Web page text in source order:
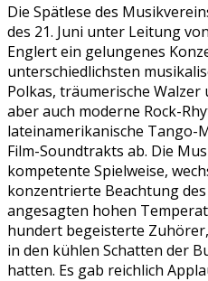
Die Spätlese des
des 21. Juni unter Leitung
Englert ein gelungenes
unterschiedlichsten
Polkas, träumerische
aber auch moderne Rock-
lateinamerikanische Tango-
Film-Soundtrakts ab. Die
kompetente Spielweise,
konzentrierte Beachtung
angesagten hohen
hundert begeisterte
in den kühlen Schatten der
hatten. Es gab reichlich